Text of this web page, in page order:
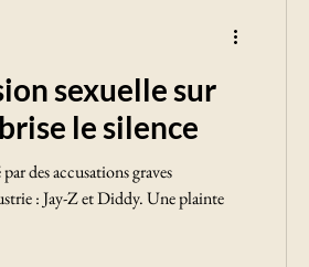
sexuelle sur
le silence
des accusations graves
: Jay-Z et Diddy. Une plainte